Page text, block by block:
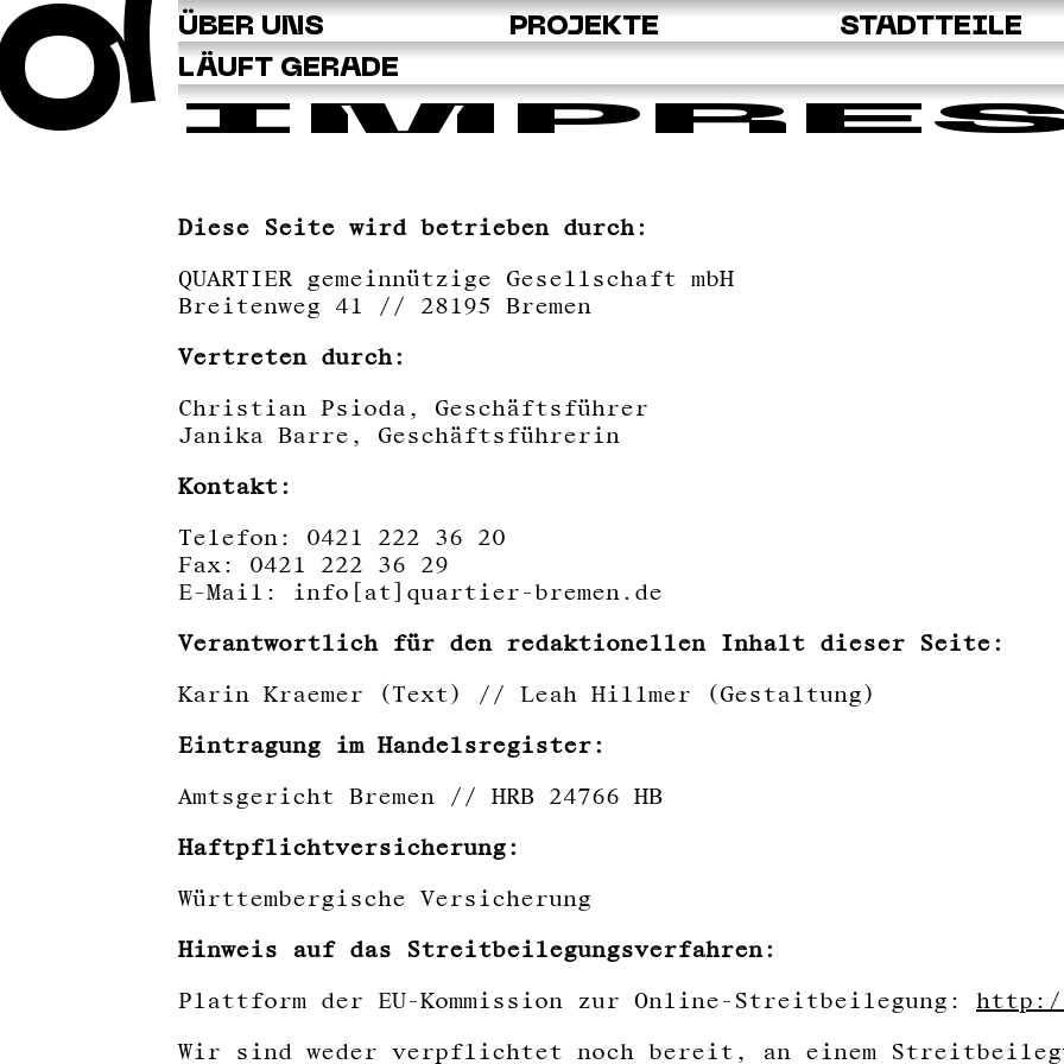
ÜBER UNS PROJEKTE
STADTTEILE
LÄUFT GERADE
Diese Seite wird betrieben durch:
QUARTIER gemeinnützige Gesellschaft mbH
Breitenweg 41 // 28195 Bremen
Vertreten durch:
Christian Psioda, Geschäftsführer
Janika Barre, Geschäftsführerin
Kontakt:
Telefon: 0421 222 36 20
Fax: 0421 222 36 29
E-Mail: info[at]quartier-bremen.de
Verantwortlich für den redaktionellen Inhalt dieser Seite:
Karin Kraemer (Text) // Leah Hillmer (Gestaltung)
Eintragung im Handelsregister:
Amtsgericht Bremen // HRB 24766 HB
Haftpflichtversicherung:
Württembergische Versicherung
Hinweis auf das Streitbeilegungsverfahren:
Plattform der EU-Kommission zur Online-Streitbeilegung: http://
Wir sind weder verpflichtet noch bereit, an einem